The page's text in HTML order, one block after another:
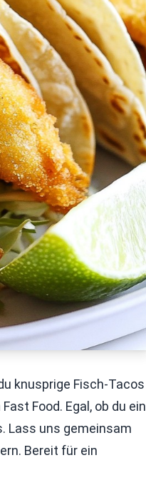
knusprige Fisch-Tacos
Food. Egal, ob du ein
Lass uns gemeinsam
Bereit für ein